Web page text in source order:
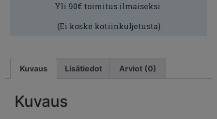
Yli 90€ toimitus ilmaiseksi.
(Ei koske kotiinkuljetusta)
Kuvaus Lisätiedot Arviot (0)
Kuvaus